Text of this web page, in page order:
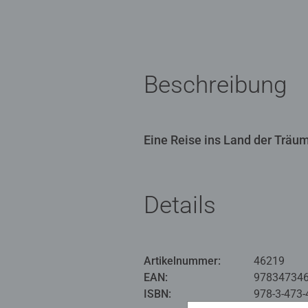
Beschreibung
Eine Reise ins Land der
Details
Artikelnummer:
46219
EAN:
ISBN:
978-3-